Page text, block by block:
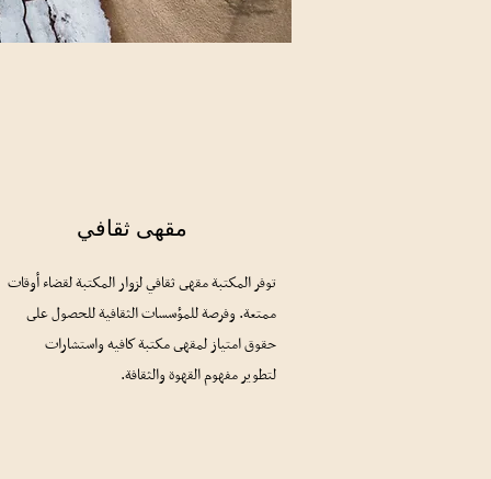
مقهى ثقافي
توفر المكتبة مقهى ثقافي لزوار المكتبة لقضاء أوقات
ممتعة. وفرصة للمؤسسات الثقافية للحصول على
حقوقامتياز لمقهى مكتبة كافيه واستشارات
لتطوير مفهوم القهوة والثقافة.